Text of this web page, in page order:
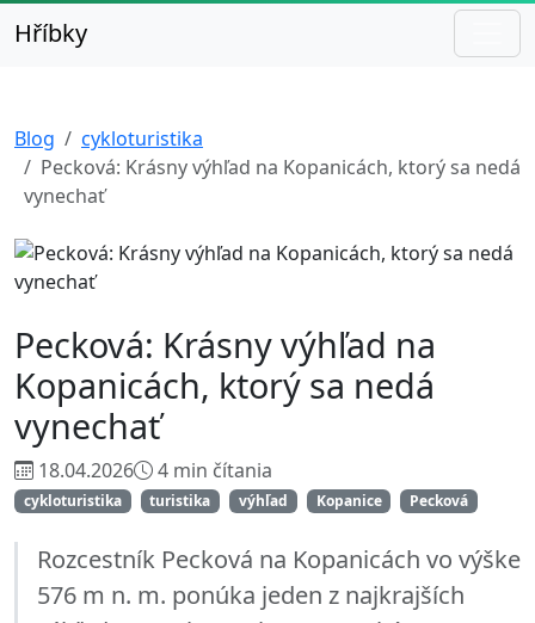
Hříbky
Blog
cykloturistika
Pecková: Krásny výhľad na Kopanicách, ktorý sa nedá
vynechať
Pecková: Krásny výhľad na
Kopanicách, ktorý sa nedá
vynechať
18.04.2026 4 min čítania
cykloturistika turistika výhľad Kopanice Pecková
Rozcestník Pecková na Kopanicách vo výške
576 m n. m. ponúka jeden z najkrajších